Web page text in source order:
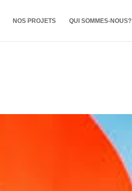
NOS PROJETS QUI SOMMES-NOUS?